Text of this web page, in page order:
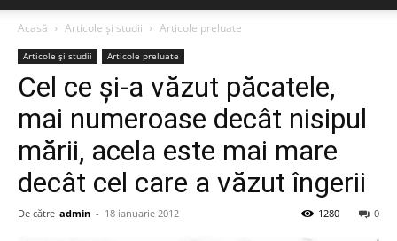
Acasă
Articole şi studii Articole preluate
Articole şi studii Articole preluate
Cel ce şi-a văzut păcatele,
mai numeroase decât nisipul
mării, acela este mai ma­re
decât cel care a văzut îngerii
De către admin - 18 ianuarie 2012 0
1280